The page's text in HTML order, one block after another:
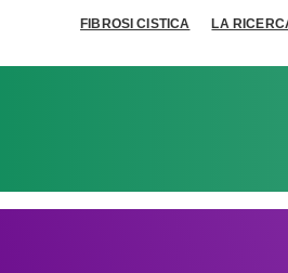
FIBROSI CISTICA LA